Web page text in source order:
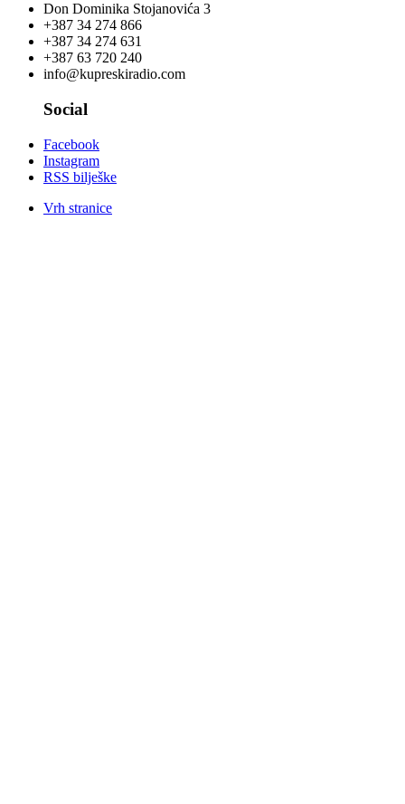
Don Dominika Stojanovića 3
+387 34 274 866
+387 34 274 631
+387 63 720 240
info@kupreskiradio.com
Social
Facebook
Instagram
RSS bilješke
Vrh stranice